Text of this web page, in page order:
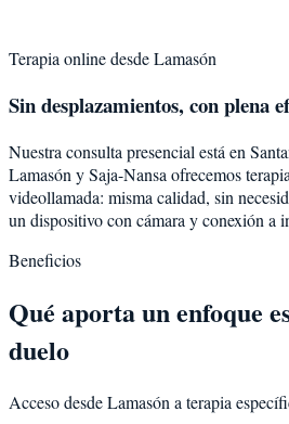
Terapia online desdeLamasón
Sin desplazamientos, con plena
Nuestra consulta presencial está en
Lamasón ySaja-Nansa ofrecemos
videollamada: misma calidad, sin
un dispositivo con cámara y conexión a
Beneficios
Qué aporta un enfoque
duelo
Acceso desde Lamasón a terapia